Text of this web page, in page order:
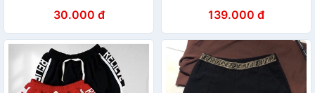
hàn quốc cheapy C226
30.000 đ 139.000 đ